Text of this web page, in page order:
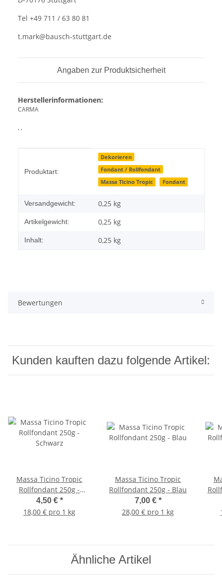
Tel +49 711 / 63 80 81
t.mark@bausch-stuttgart.de
Angaben zur Produktsicherheit
Herstellerinformationen:
CARMA
, ,
Produktart:
Dekorieren
Fondant / Rollfondant
Massa Ticino Tropic
Fondant
Versandgewicht: 0,25 kg
Artikelgewicht: 0,25 kg
Inhalt: 0,25 kg
Bewertungen
Kunden kauften dazu folgende Artikel:
Massa Ticino Tropic
Rollfondant 250g -
Schwarz
4,50 € *
18,00 € pro 1 kg
Massa Ticino Tropic
Rollfondant 250g - Blau
7,00 € *
28,00 € pro 1 kg
Ähnliche Artikel